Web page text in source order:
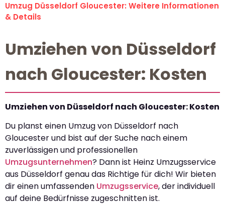
Umzug Düsseldorf Gloucester: Weitere Informationen
& Details
Umziehen von Düsseldorf
nach Gloucester: Kosten
Umziehen von Düsseldorf nach Gloucester: Kosten
Du planst einen Umzug von Düsseldorf nach
Gloucester und bist auf der Suche nach einem
zuverlässigen und professionellen
Umzugsunternehmen? Dann ist Heinz Umzugsservice
aus Düsseldorf genau das Richtige für dich! Wir bieten
dir einen umfassenden Umzugsservice, der individuell
auf deine Bedürfnisse zugeschnitten ist.